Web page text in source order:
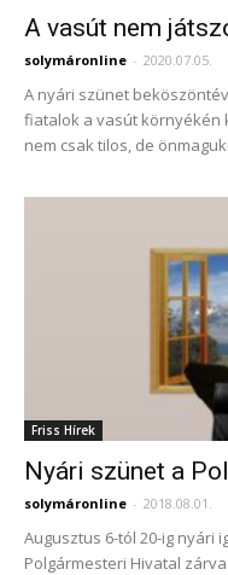
A vasút nem
solymáronline - 2020.07.05.
A nyári szünet
fiatalok a vasút környékén
nem csak tilos, de
Friss Hírek
Nyári szünet a
solymáronline - 2018.08.01.
Augusztus 6-tól 20-ig nyári
Polgármesteri Hivatal